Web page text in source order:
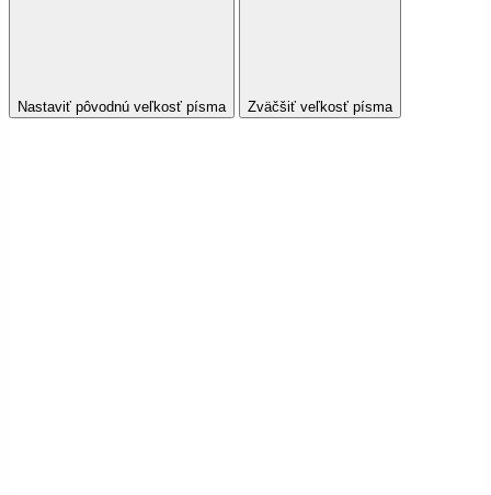
Nastaviť pôvodnú veľkosť písma Zväčšiť veľkosť písma